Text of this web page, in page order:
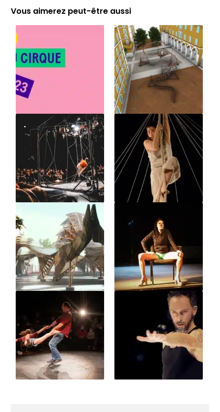
Vous aimerez peut-être aussi